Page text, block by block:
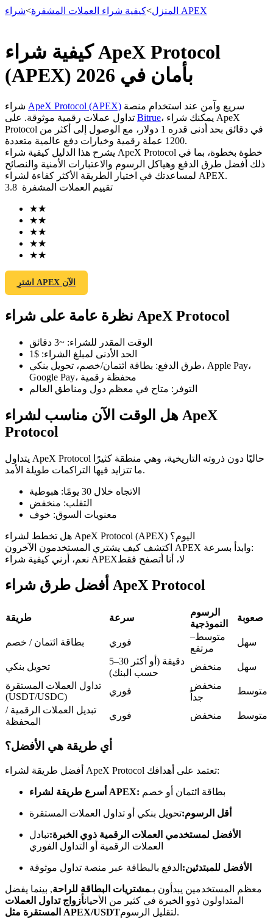
العقود الآجلة
العقود الآجلة USDT
العقود الآجلة لـ COIN-M
العقود الآجلة للعملات المشفرة
مشتقات الأسهم والعملات الأجنبية والمعادن الثمينة والسلع
العقود الآجلة USDC
نسخ التداول
انضم إلى أفضل المتداولين
كن متداول نسخ
استمتع بتقاسم الأرباح وعمولات نسخ التداول
المنزل>كيفية شراء العملات المشفرة> شراء APEX
كيفية شراء ApeX Protocol
(APEX) بأمان في 2026
ApeX Protocol (APEX)
Bitrue، يمكنك شراء ApeX
Protocol في دقائق بحد أدنى قدره 1 دولار، مع الوصول إلى أكثر من
1200 عملة رقمية وخيارات دفع عالمية متعددة.
يشرح هذا الدليل كيفية شراء ApeX Protocol خطوة بخطوة، بما في
ذلك أفضل طرق الدفع وهياكل الرسوم والاعتبارات الأمنية والنصائح
لمساعدتك في اختيار الطريقة الأكثر كفاءة لشراء APEX.
تقييم العملات المشفرة 3.8
★★
★★
★★
★★
★★
اشترِ APEX الآن
نظرة عامة على شراء ApeX Protocol
الوقت المقدر للشراء: ~3 دقائق
الحد الأدنى لمبلغ الشراء:
$1
طرق الدفع: بطاقة ائتمان/خصم، تحويل بنكي، Apple Pay،
Google Pay، محفظة رقمية
التوفر : متاح في معظم دول ومناطق العالم
هل الوقت الآن مناسب لشراء ApeX
Protocol
يتداول ApeX Protocol حاليًا دون ذروته التاريخية، وهي منطقة كثيرًا
ما تتزايد فيها التراكمات طويلة الأمد.
الاتجاه خلال 30 يومًا : هبوطية
التقلب: منخفض
معنويات السوق: خوف
هل تخطط لشراء ApeX Protocol (APEX) اليوم؟
اكتشف كيف يشتري المستخدمون الآخرون APEX وابدأ بسرعة:
نعم، أرني كيفية شراء APEXلا، أنا أتصفح فقط
أفضل طرق شراء ApeX Protocol
طريقة سرعة
الرسوم
النموذجية
صعوبة
بطاقة ائتمان / خصم فوري
متوسط–
مرتفع
سهل
تحويل بنكي
5–30 دقيقة (أو أكثر
حسب البنك)
منخفض
سهل
تداول العملات المستقرة
(USDT/USDC)
فوري
منخفض
جداً
متوسط
تبديل العملات الرقمية /
المحفظة
فوري منخفض متوسط
أي طريقة هي الأفضل؟
أفضل طريقة لشراء ApeX Protocol تعتمد على أهدافك:
أسرع طريقة لشراء APEX: بطاقة ائتمان أو خصم
أقل الرسوم:تحويل بنكي أو تداول العملات المستقرة
الأفضل لمستخدمي العملات الرقمية ذوي الخبرة:تبادل
العملات الرقمية أو التداول الفوري
الأفضل للمبتدئين: الدفع بالبطاقة عبر منصة تداول موثوقة
معظم المستخدمين يبدأون بـمشتريات البطاقة للراحة, بينما يفضل
المتداولون ذوو الخبرة في كثير من الأحيانأزواج تداول العملات
المستقرة مثل APEX/USDT
لتقليل الرسوم.